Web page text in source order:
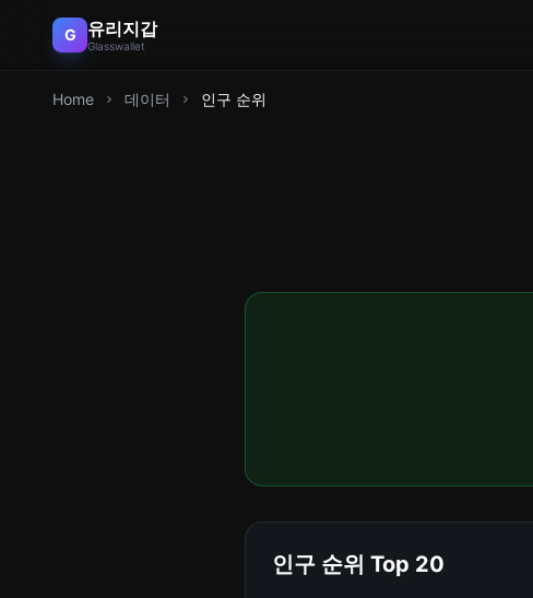
G 유리지갑
Glasswallet
Home 데이터 인구 순위
인구 순위 Top 20